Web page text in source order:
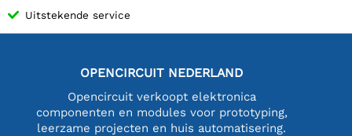
Uitstekende service
OPENCIRCUIT NEDERLAND
Opencircuit verkoopt elektronica
componenten en modules voor prototyping,
leerzame projecten en huis automatisering.